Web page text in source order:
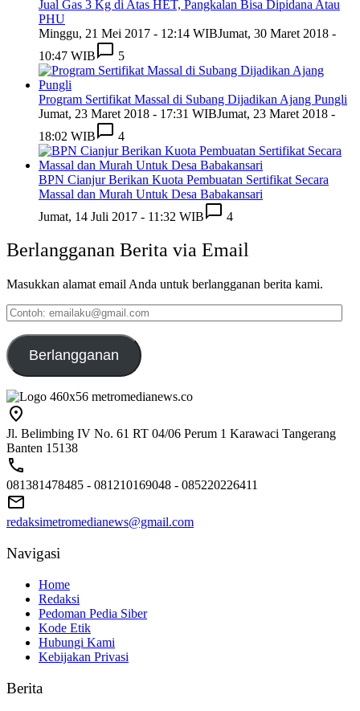
Jual Gas 3 Kg di Atas HET, Pangkalan Bisa Dipidana Atau
PHU
Minggu, 21 Mei 2017 - 12:14 WIBJumat, 30 Maret 2018 -
10:47 WIB
5
Program Sertifikat Massal di Subang Dijadikan Ajang Pungli
Jumat, 23 Maret 2018 - 17:31 WIBJumat, 23 Maret 2018 -
18:02 WIB
4
BPN Cianjur Berikan Kuota Pembuatan Sertifikat Secara
Massal dan Murah Untuk Desa Babakansari
Jumat, 14 Juli 2017 - 11:32 WIB
4
Berlangganan Berita via Email
Masukkan alamat email Anda untuk berlangganan berita kami.
Contoh:
emailaku@gmail.com
Berlangganan
Jl. Belimbing IV No. 61 RT 04/06 Perum 1 Karawaci Tangerang
Banten 15138
081381478485 - 081210169048 - 085220226411
redaksimetromedianews@gmail.com
Navigasi
Home
Redaksi
Pedoman Pedia Siber
Kode Etik
Hubungi Kami
Kebijakan Privasi
Berita